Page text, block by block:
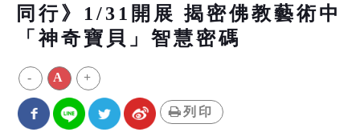
同行》1/31開展 揭密佛教藝術中
「神奇寶貝」智慧密碼
- A +
列印